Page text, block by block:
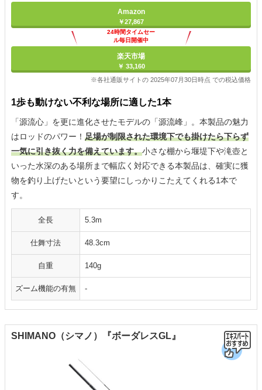
Amazon
￥27,867
24時間タイムセー
ル毎日開催中
楽天市場
￥ 33,160
※各社通販サイトの 2025年07月30日時点 での税込価格
1歩も動けない不利な場所に適した1本
「源流心」を更に進化させたモデルの「源流峰」。本製品の魅力
はロッドのパワー！ 足場が制限された環境下でも掛けたら下らず
一気に引き抜く力を備えています。小さな棚から堰堤下や滝壺と
いった水深のある場所まで幅広く対応できる本製品は、確実に獲
物を釣り上げたいという要望にしっかりこたえてくれる1本で
す。
全長 5.3m
仕舞寸法 48.3cm
自重 140g
ズーム機能の有無 -
SHIMANO（シマノ）『ボーダレスGL』